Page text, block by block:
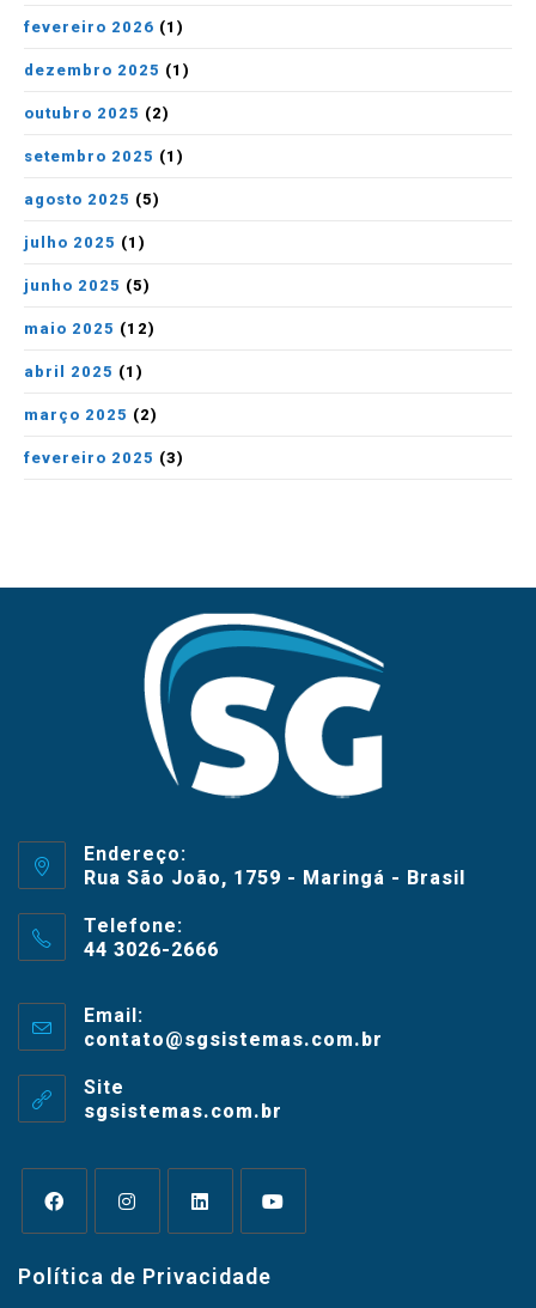
fevereiro 2026 (1)
dezembro 2025 (1)
outubro 2025 (2)
setembro 2025 (1)
agosto 2025 (5)
julho 2025 (1)
junho 2025 (5)
maio 2025 (12)
abril 2025 (1)
março 2025 (2)
fevereiro 2025 (3)
Endereço:
Rua São João, 1759 - Maringá - Brasil
Telefone:
44 3026-2666
Email:
contato@sgsistemas.com.br
Site
sgsistemas.com.br
Política de Privacidade